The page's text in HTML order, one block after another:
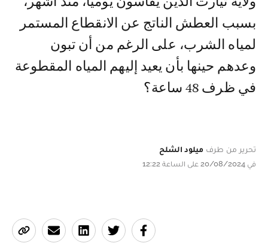
بسبب العطش الناتج عن الانقطاع المستمر
لمياه الشرب، على الرغم من أن تبون
وعدهم حينها بأن يعيد إليهم المياه المقطوعة
في ظرف 48 ساعة؟
تحرير من طرف ميلود الشلح
في 20/08/2024 على الساعة 12:22